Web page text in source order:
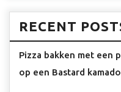
RECENT
Pizza bakken met een
op een Bastard kamado